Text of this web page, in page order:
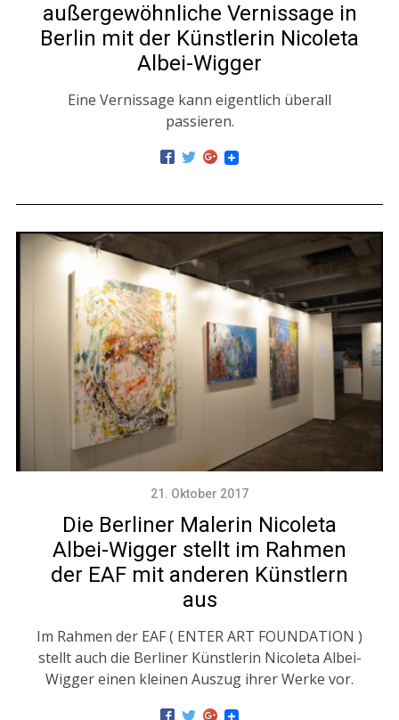
außergewöhnliche Vernissage in
Berlin mit der Künstlerin Nicoleta
Albei-Wigger
Eine Vernissage kann eigentlich überall
passieren.
21. Oktober 2017
Die Berliner Malerin Nicoleta
Albei-Wigger stellt im Rahmen
der EAF mit anderen Künstlern
aus
Im Rahmen der EAF ( ENTER ART FOUNDATION )
stellt auch die Berliner Künstlerin Nicoleta Albei-
Wigger einen kleinen Auszug ihrer Werke vor.